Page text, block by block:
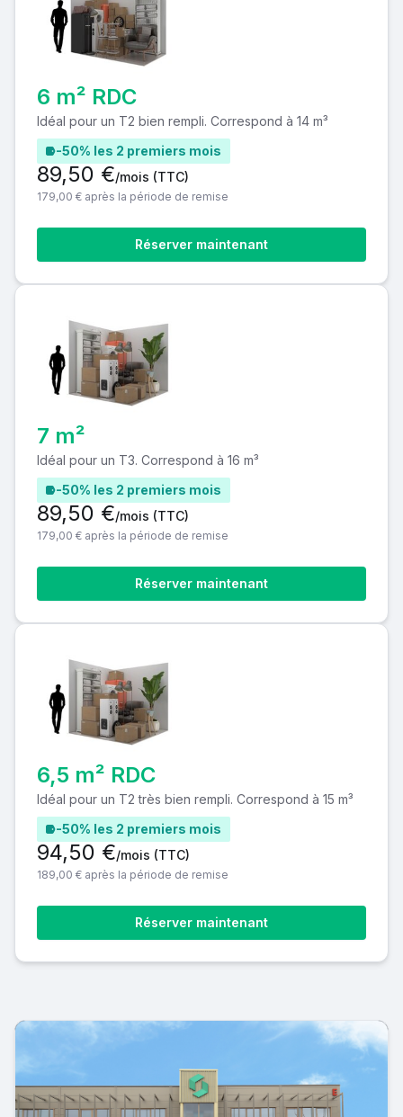
6 m² RDC
Idéal pour un T2 bien rempli. Correspond à 14 m³
-50% les 2 premiers mois
Réserver maintenant
89,50 €/mois (TTC)
179,00 € après la période de remise
7 m²
Idéal pour un T3. Correspond à 16 m³
-50% les 2 premiers mois
Réserver maintenant
89,50 €/mois (TTC)
179,00 € après la période de remise
6,5 m² RDC
Idéal pour un T2 très bien rempli. Correspond à 15 m³
-50% les 2 premiers mois
Réserver maintenant
94,50 €/mois (TTC)
189,00 € après la période de remise